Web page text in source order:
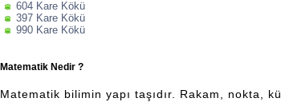
604 Kare Kökü
397 Kare Kökü
990 Kare Kökü
Matematik Nedir ?
Matematik bilimin yapı taşıdır. Rakam, nokta,